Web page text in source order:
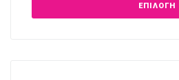
ΕΠΙΛΟΓΉ